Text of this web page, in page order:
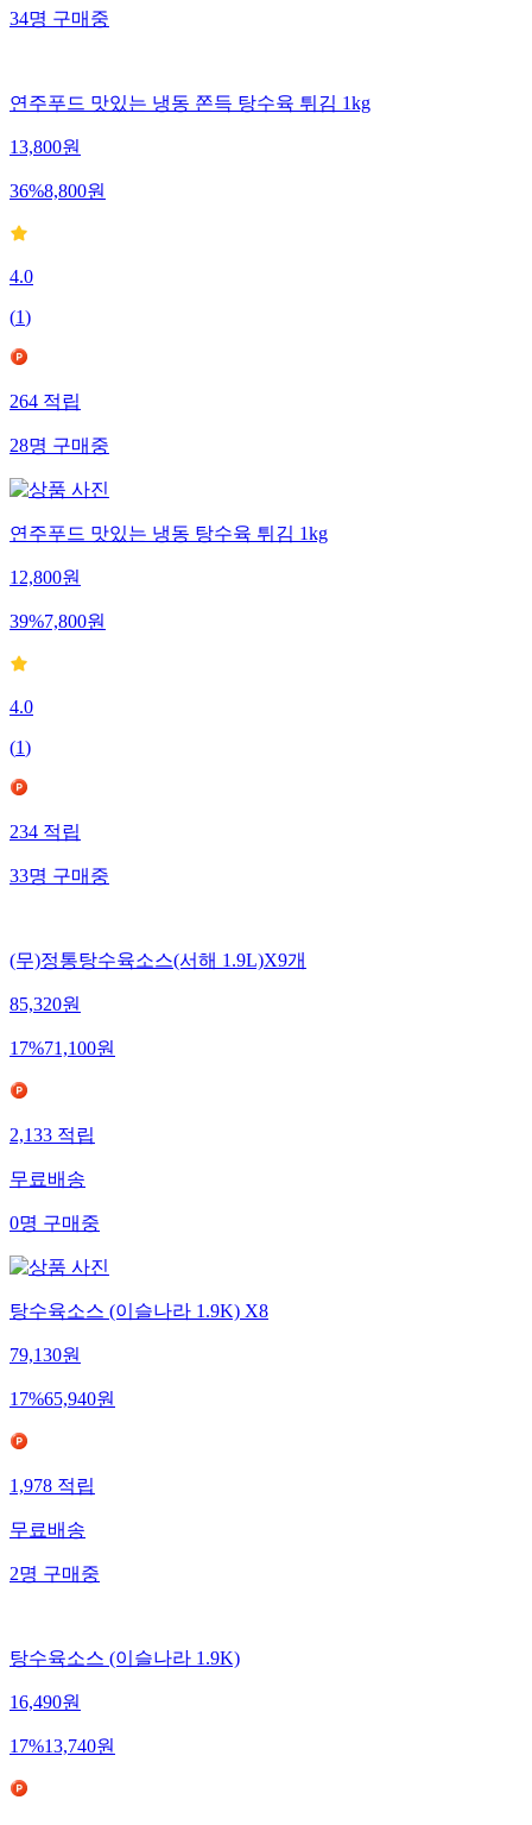
34명구매중
연주푸드 맛있는 냉동 쫀득 탕수육 튀김 1kg
13,800원
36%8,800원
4.0
(1)
264적립
28명구매중
연주푸드 맛있는 냉동 탕수육 튀김 1kg
12,800원
39%7,800원
4.0
(1)
234적립
33명구매중
(무)정통탕수육소스(서해 1.9L)X9개
85,320원
17%71,100원
2,133적립
무료배송
0명구매중
탕수육소스 (이슬나라 1.9K) X8
79,130원
17%65,940원
1,978적립
무료배송
2명구매중
탕수육소스 (이슬나라 1.9K)
16,490원
17%13,740원